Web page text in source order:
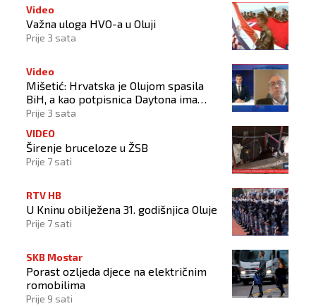
Video
Važna uloga HVO-a u Oluji
Prije 3 sata
Video
Mišetić: Hrvatska je Olujom spasila
BiH, a kao potpisnica Daytona ima
puno pravo štititi hrvatski narod
Prije 3 sata
VIDEO
Širenje bruceloze u ŽSB
Prije 7 sati
RTV HB
U Kninu obilježena 31. godišnjica Oluje
Prije 7 sati
SKB Mostar
Porast ozljeda djece na električnim
romobilima
Prije 9 sati